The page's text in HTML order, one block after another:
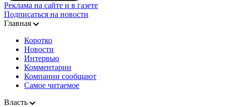
Реклама на сайте и в газете
Подписаться на новости
Главная
Коротко
Новости
Интервью
Комментарии
Компании сообщают
Самое читаемое
Власть